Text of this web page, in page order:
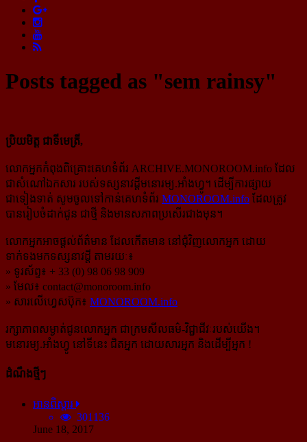
Posts tagged as "sem rainsy"
ប្រិយមិត្ត ជាទីមេត្រី,
លោកអ្នកកំពុងពិគ្រោះគេហទំព័រ ARCHIVE.MONOROOM.info ដែល
ជាសំណៅឯកសារ របស់ទស្សនាវដ្ដីមនោរម្យ.អាំងហ្វូ។ ដើម្បីការផ្សាយ
ជាទៀងទាត់ សូមចូលទៅកាន់​គេហទំព័រ MONOROOM.info ដែលត្រូវ
បានរៀបចំដាក់ជូន ជាថ្មី និងមានសភាពប្រសើរជាងមុន។
លោកអ្នកអាចផ្ដល់ព័ត៌មាន ដែលកើតមាន នៅជុំវិញលោកអ្នក ដោយ
ទាក់ទងមកទស្សនាវដ្ដី តាមរយៈ៖
» ទូរស័ព្ទ៖ + 33 (0) 98 06 98 909
» មែល៖ contact@monoroom.info
» សារលើហ្វេសប៊ុក៖ MONOROOM.info
រក្សាភាពសម្ងាត់ជូនលោកអ្នក ជាក្រមសីលធម៌-​វិជ្ជាជីវៈ​របស់យើង។
មនោរម្យ.អាំងហ្វូ នៅទីនេះ ជិតអ្នក ដោយសារអ្នក និងដើម្បីអ្នក !
ដំណឹងថ្មីៗ
អានពិស្ដារ
301136
June 18, 2017